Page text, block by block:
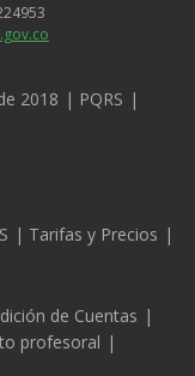
2018
PQRS
Tarifas y Precios
de Cuentas
profesoral